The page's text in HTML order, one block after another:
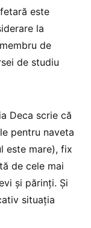
este
la
de
de studiu
Deca scrie că
pentru naveta
este mare), fix
de cele mai
şi părinți. Şi
situația